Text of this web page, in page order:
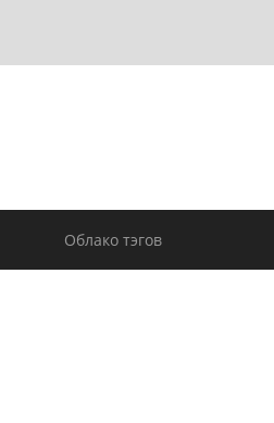
Облако тэгов